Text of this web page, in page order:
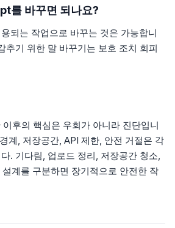
를 바꾸면 되나요?
되는 작업으로 바꾸는 것은 가능합니
추기 위한 말 바꾸기는 보호 조치 회피
후의 핵심은 우회가 아니라 진단입니
계, 저장공간, API 제한, 안전 거절은 각
. 기다림, 업로드 정리, 저장공간 청소,
계를 구분하면 장기적으로 안전한 작